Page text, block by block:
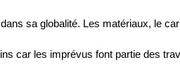
sa globalité. Les matériaux, le
car les imprévus font partie des